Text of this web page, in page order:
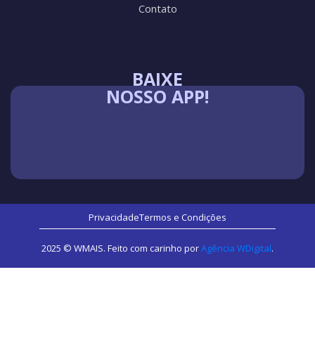
BAIXE
NOSSO APP!
Contato
PrivacidadeTermos e Condições
2025 © WMAIS. Feito com carinho porAgência WDigital.